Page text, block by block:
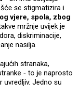
se stigmatizira i
vjere, spola, zbog
mržnje uvijek je
diskriminacije,
nasilja.
stranaka,
- to je naprosto
uvredljiv. Jedno su